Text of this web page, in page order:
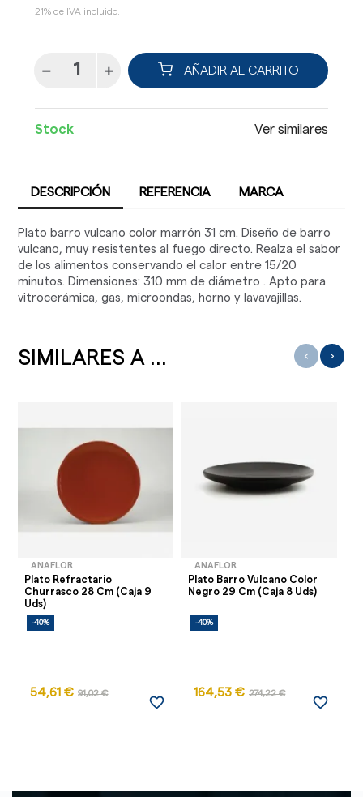
21% de IVA incluido.
AÑADIR AL CARRITO
Stock Ver similares
DESCRIPCIÓN REFERENCIA MARCA
Plato barro vulcano color marrón 31 cm. Diseño de barro
vulcano, muy resistentes al fuego directo. Realza el sabor
de los alimentos conservando el calor entre 15/20
minutos. Dimensiones: 310 mm de diámetro . Apto para
vitrocerámica, gas, microondas, horno y lavavajillas.
SIMILARES A ...
ANAFLOR
Plato Refractario
Churrasco 28 Cm (Caja 9
Uds)
-40%
54,61 € 91,02 €
favorite_border
ANAFLOR
Plato Barro Vulcano Color
Negro 29 Cm (Caja 8 Uds)
-40%
164,53 € 274,22 €
favorite_border
‹ ›